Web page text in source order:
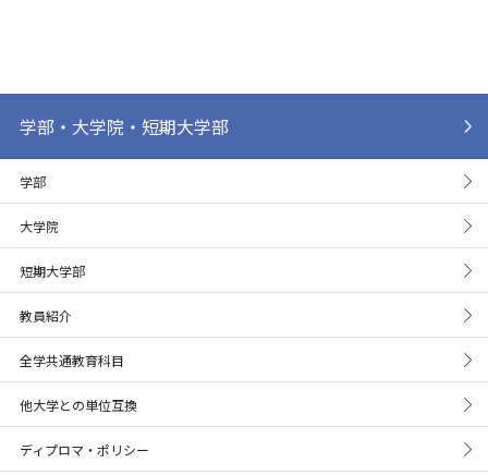
学部・大学院・短期大学部
学部
大学院
短期大学部
教員紹介
全学共通教育科目
他大学との単位互換
ディプロマ・ポリシー